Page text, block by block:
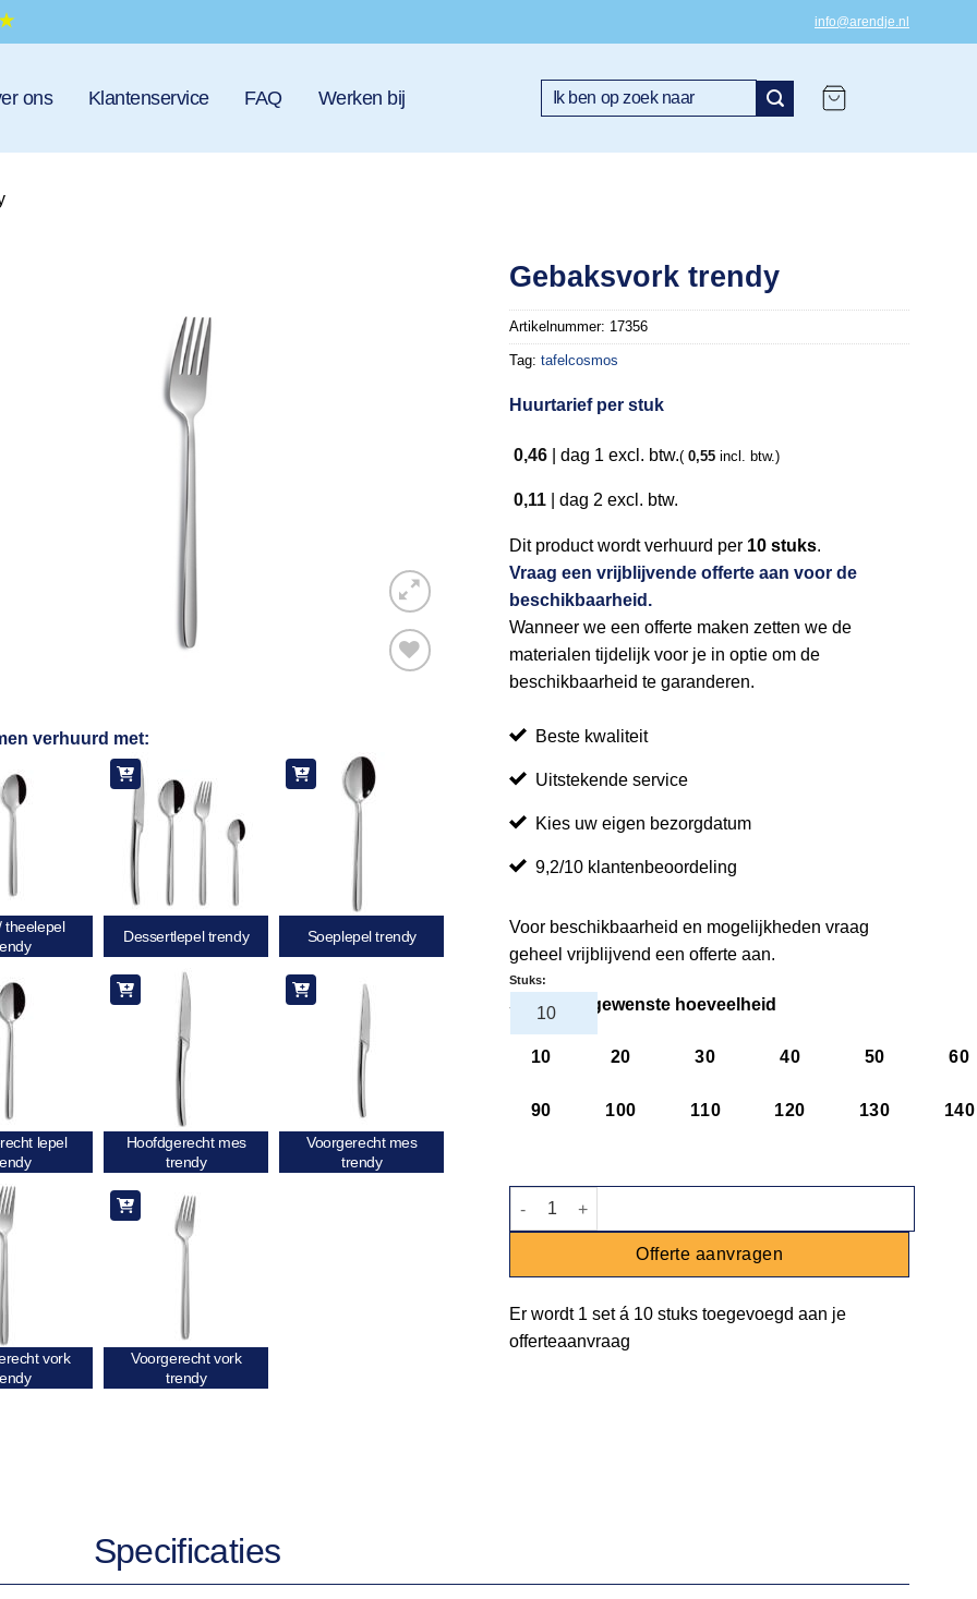
info@arendje.nl
ons Klantenservice FAQ Werken bij
Zoeken
verlanglijst
verhuurd met:
theelepel
Dessertlepel trendy Soeplepel trendy
lepel
Hoofdgerecht mes
trendy
Voorgerecht mes
trendy
vork
Voorgerecht vork
trendy
Gebaksvork trendy
Artikelnummer: 17356
Tag:tafelcosmos
Huurtarief per stuk
0,46 |dag 1 excl. btw.( 0,55 incl. btw.)
0,11 |dag 2 excl. btw.
Dit product wordt verhuurd per 10 stuks.
Vraag een vrijblijvende offerte aan voor de
beschikbaarheid.
Wanneer we een offerte maken zetten we de
materialen tijdelijk voor je in optie om de
beschikbaarheid te garanderen.
Beste kwaliteit
Uitstekende service
Kies uw eigen bezorgdatum
9,2/10 klantenbeoordeling
Voor beschikbaarheid en mogelijkheden vraag
geheel vrijblijvend een offerte aan.
Selecteer gewenste hoeveelheid
10 20 30 40 50 60
90 100 110 120 130 140
Stuks:
Gebaksvork trendy aantal
Offerte aanvragen
Er wordt 1 setá 10 stuks toegevoegd aan je
offerteaanvraag
Specificaties